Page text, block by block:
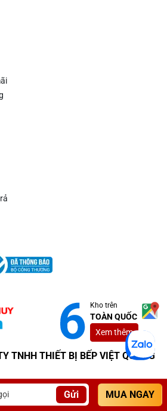
Kho trên
TOÀN QUỐC
Xem thêm
TNHH THIẾT BỊ BẾP VIỆT QUANG
115 Đường Định Công, Phường Phương
Gửi MUA NGAY